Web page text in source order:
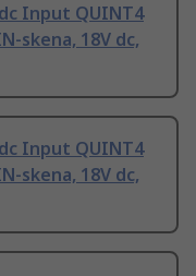
Input QUINT4
skena, 18V dc,
Input QUINT4
skena, 18V dc,